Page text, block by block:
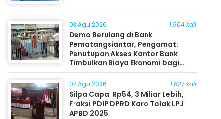
03 Agu 2026 1.904 kali
Demo Berulang di Bank
Pematangsiantar, Pengamat:
Penutupan Akses Kantor Bank
Timbulkan Biaya Ekonomi bagi
Masyarakat
02 Agu 2026 1.827 kali
Silpa Capai Rp54, 3 Miliar Lebih,
Fraksi PDIP DPRD Karo Tolak LPJ
APBD 2025